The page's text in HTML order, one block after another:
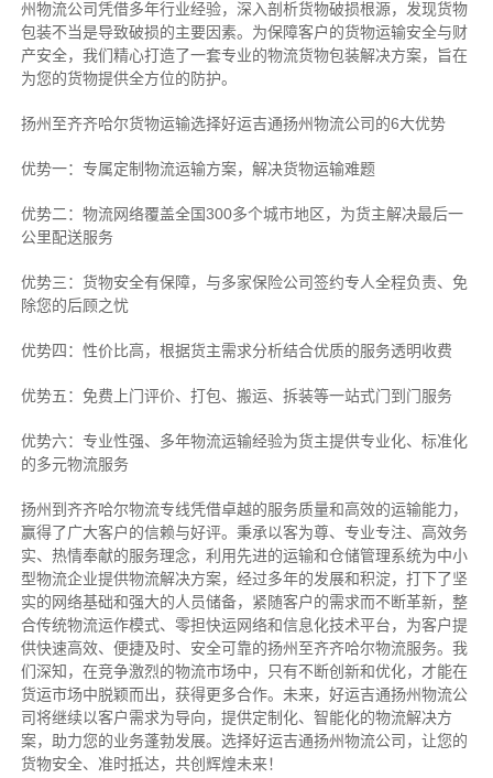
州物流公司凭借多年行业经验，深入剖析货物破损根源，发现货物
包装不当是导致破损的主要因素。为保障客户的货物运输安全与财
产安全，我们精心打造了一套专业的物流货物包装解决方案，旨在
为您的货物提供全方位的防护。
扬州至齐齐哈尔货物运输选择好运吉通扬州物流公司的6大优势
优势一：专属定制物流运输方案，解决货物运输难题
优势二：物流网络覆盖全国300多个城市地区，为货主解决最后一
公里配送服务
优势三：货物安全有保障，与多家保险公司签约专人全程负责、免
除您的后顾之忧
优势四：性价比高，根据货主需求分析结合优质的服务透明收费
优势五：免费上门评价、打包、搬运、拆装等一站式门到门服务
优势六：专业性强、多年物流运输经验为货主提供专业化、标准化
的多元物流服务
扬州到齐齐哈尔物流专线凭借卓越的服务质量和高效的运输能力，
赢得了广大客户的信赖与好评。 秉承以客为尊、专业专注、高效务
实、热情奉献的服务理念，利用先进的运输和仓储管理系统为中小
型物流企业提供物流解决方案，经过多年的发展和积淀，打下了坚
实的网络基础和强大的人员储备，紧随客户的需求而不断革新，整
合传统物流运作模式、零担快运网络和信息化技术平台，为客户提
供快速高效、便捷及时、安全可靠的扬州至齐齐哈尔物流服务。 我
们深知，在竞争激烈的物流市场中，只有不断创新和优化，才能在
货运市场中脱颖而出，获得更多合作。 未来，好运吉通扬州物流公
司将继续以客户需求为导向，提供定制化、智能化的物流解决方
案，助力您的业务蓬勃发展。选择好运吉通扬州物流公司，让您的
货物安全、准时抵达，共创辉煌未来！